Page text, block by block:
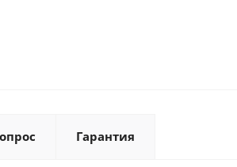
Гарантия